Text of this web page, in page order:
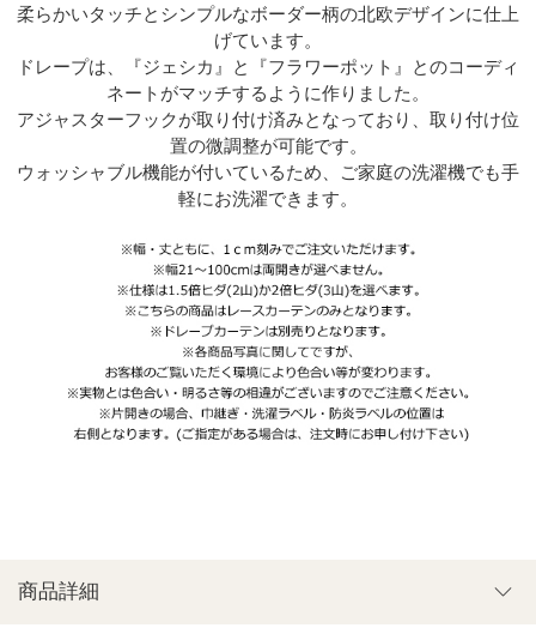
柔らかいタッチとシンプルなボーダー柄の北欧デザインに仕上
げています。
ドレープは、『ジェシカ』と『フラワーポット』とのコーディ
ネートがマッチするように作りました。
アジャスターフックが取り付け済みとなっており、取り付け位
置の微調整が可能です。
ウォッシャブル機能が付いているため、ご家庭の洗濯機でも手
軽にお洗濯できます。
商品詳細